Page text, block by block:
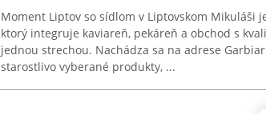
Moment Liptov so sídlom v Liptovskom Mikuláši
ktorý integruje kaviareň, pekáreň a obchod s
jednou strechou. Nachádza sa na adrese
starostlivo vyberané produkty, ...